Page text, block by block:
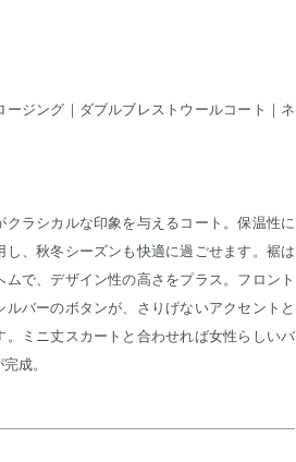
ージング｜ダブルブレストウールコート｜ネ
ラシカルな印象を与えるコート。保温性に
、秋冬シーズンも快適に過ごせます。裾は
で、デザイン性の高さをプラス。フロント
ルバーのボタンが、さりげないアクセントと
。ミニ丈スカートと合わせれば女性らしいバ
成。